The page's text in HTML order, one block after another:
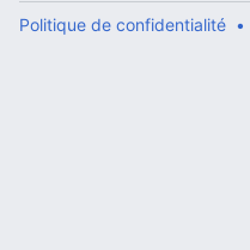
Politique de confidentialité